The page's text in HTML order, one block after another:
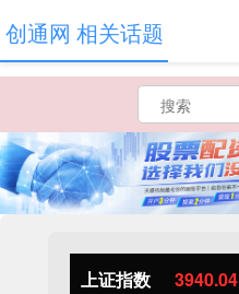
上证指数 3940.04
创通网 相关话题